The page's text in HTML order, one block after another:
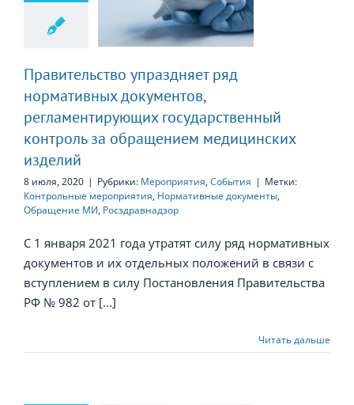
Правительство упраздняет ряд
нормативных документов,
регламентирующих государственный
контроль за обращением медицинских
изделий
8 июля, 2020 | Рубрики: Мероприятия,События | Метки:
Контрольные мероприятия, Нормативные документы,
Обращение МИ, Росздравнадзор
С 1 января 2021 года утратят силу ряд нормативных
документов и их отдельных положений в связи с
вступлением в силу Постановления Правительства
РФ № 982 от [...]
Читать дальше